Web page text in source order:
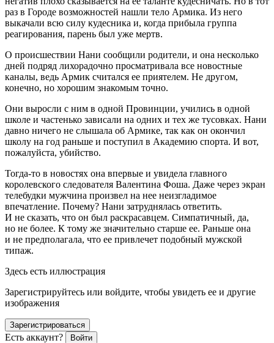
раз в Городе возможностей нашли тело Армика. Из него
выкачали всю силу кудесника и, когда прибыла группа
реагирования, парень был уже мертв.
О происшествии Нани сообщили родители, и она несколько
дней подряд лихорадочно просматривала все новостные
каналы, ведь Армик считался ее приятелем. Не другом,
конечно, но хорошим знакомым точно.
Они выросли с ним в одной Провинции, учились в одной
школе и частенько зависали на одних и тех же тусовках. Нани
давно ничего не слышала об Армике, так как он окончил
школу на год раньше и поступил в Академию спорта. И вот,
пожалуйста, убийство.
Тогда-то в новостях она впервые и увидела главного
королевского следователя Валентина Фоша. Даже через экран
телебудки мужчина произвел на нее неизгладимое
впечатление. Почему? Нани затруднялась ответить.
И не сказать, что он был раскрасавцем. Симпатичный, да,
но не более. К тому же значительно старше ее. Раньше она
и не предполагала, что ее привлечет подобный мужской
типаж.
Здесь есть иллюстрация
Зарегистрируйтесь или войдите, чтобы увидеть ее и другие
изображения
Зарегистрироваться
Есть аккаунт? Войти